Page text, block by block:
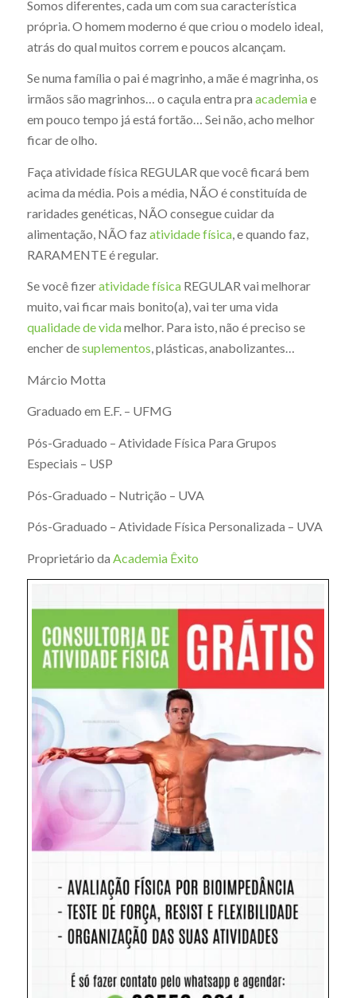
Somos diferentes, cada um com sua característica
própria. O homem moderno é que criou o modelo ideal,
atrás do qual muitos correm e poucos alcançam.
Se numa família o pai é magrinho, a mãe é magrinha, os
irmãos são magrinhos… o caçula entra pra academiae
em pouco tempo já está fortão… Sei não, acho melhor
ficar de olho.
Faça atividade física REGULAR que você ficará bem
acima da média. Pois a média, NÃO é constituída de
raridades genéticas, NÃO consegue cuidar da
alimentação, NÃO faz atividade física, e quando faz,
RARAMENTE é regular.
Se você fizeratividade físicaREGULAR vai melhorar
muito, vai ficar mais bonito(a), vai ter uma vida
qualidade de vidamelhor. Para isto, não é preciso se
encher desuplementos, plásticas, anabolizantes…
Márcio Motta
Graduado em E.F. – UFMG
Pós-Graduado – Atividade Física Para Grupos
Especiais – USP
Pós-Graduado – Nutrição – UVA
Pós-Graduado – Atividade Física Personalizada – UVA
Proprietário da Academia Êxito